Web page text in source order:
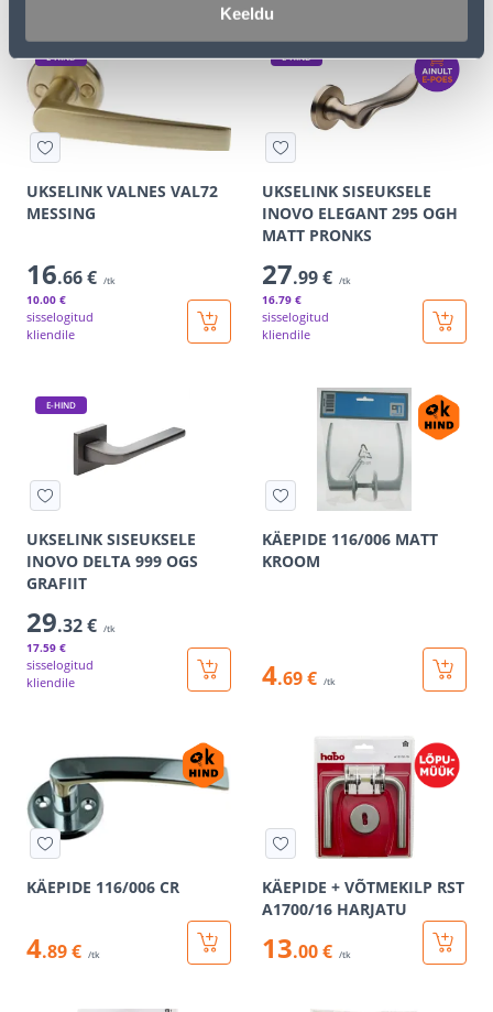
Keeldu
E-HIND
UKSELINK VALNES VAL72
MESSING
16.66 € /tk
10.00 €
sisselogitud
kliendile
E-HIND
UKSELINK SISEUKSELE
INOVO ELEGANT 295 OGH
MATT PRONKS
27.99 € /tk
16.79 €
sisselogitud
kliendile
E-HIND
UKSELINK SISEUKSELE
INOVO DELTA 999 OGS
GRAFIIT
29.32 € /tk
17.59 €
sisselogitud
kliendile
KÄEPIDE 116/006 MATT
KROOM
4.69 € /tk
KÄEPIDE 116/006 CR
4.89 € /tk
KÄEPIDE + VÕTMEKILP RST
A1700/16 HARJATU
13.00 € /tk